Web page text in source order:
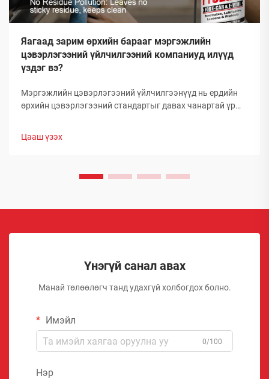
Яагаад зарим өрхийн барааг мэргэжлийн
цэвэрлэгээний үйлчилгээний компаниуд илүүд
үздэг вэ?
Мэргэжлийн цэвэрлэгээний үйлчилгээнүүд нь ердийн
өрхийн цэвэрлэгээний стандартыг давах чанартай үр
туршлагаар баталгаажсан, өөрсдийн үр дүнтэй байдлыг
Цааш үзэх
Үнэгүй санал авах
Манай төлөөлөгч танд удахгүй холбогдох болно.
Имэйл
0/100
Нэр